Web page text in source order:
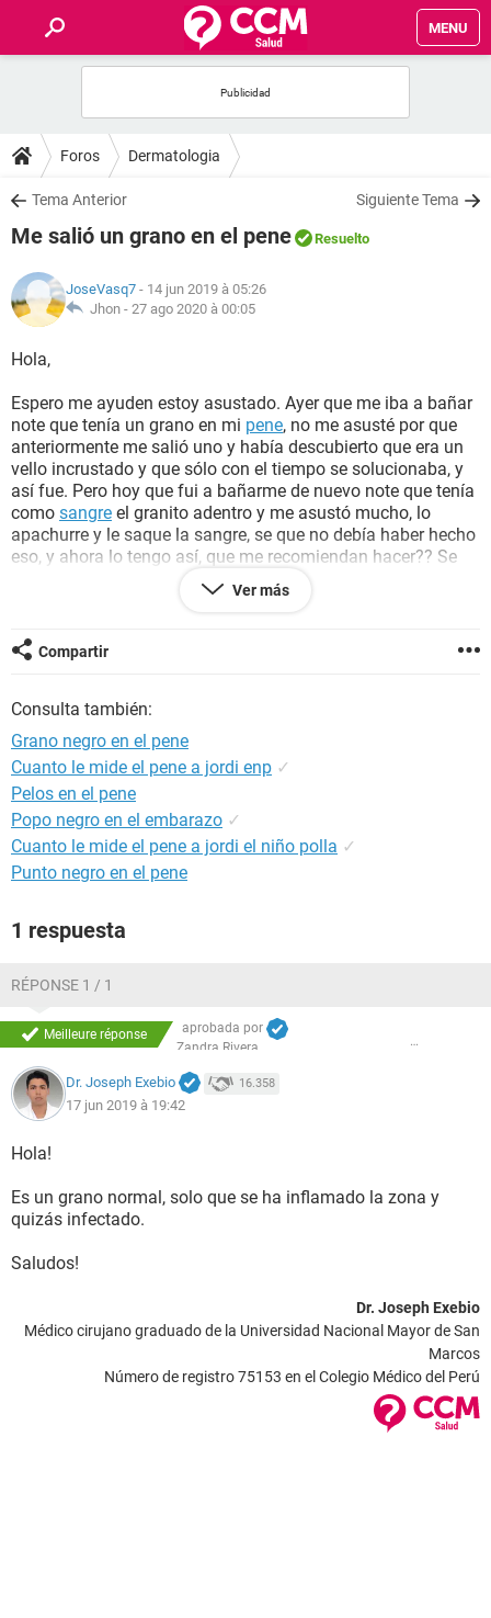
MENU
FORUMS
SALUD
NUTRICIÓN
BIENESTAR
SEXUALIDAD
GLOSARIO
Foros Dermatologia
Tema Anterior Siguiente Tema
Me salió un grano en el pene Resuelto
JoseVasq7 - 14 jun 2019 à 05:26
Jhon - 27 ago 2020 à 00:05
Hola,
Espero me ayuden estoy asustado. Ayer que me iba a bañar
note que tenía un grano en mi pene, no me asusté por que
anteriormente me salió uno y había descubierto que era un
vello incrustado y que sólo con el tiempo se solucionaba, y
así fue. Pero hoy que fui a bañarme de nuevo note que tenía
como sangre el granito adentro y me asustó mucho, lo
apachurre y le saque la sangre, se que no debía haber hecho
eso, y ahora lo tengo así, que me recomiendan hacer?? Se
que lo normal sería ir al Dr pero no quiero me da mucha
pena a menos que no haya otra opción
Tengo 16 años y nunca he tenido relaciones, no creo que se
trate de alguna enfermedad
Como datos , tengo
pues poco más que añadir
Espero me ayuden GRACIAS!!!!
Algo que note es que de cuando le exprimi la sangre a
ahorna que tome la foto disminuyó un poco el grano
Ver más
Compartir
Consulta también:
Grano negro en el pene
Cuanto le mide el pene a jordi enp ✓
Pelos en el pene
Popo negro en el embarazo ✓
Cuanto le mide el pene a jordi el niño polla ✓
Punto negro en el pene
1 respuesta
RÉPONSE 1 / 1
Meilleure réponse
aprobada por
Zandra Rivera
Dr. Joseph Exebio 16.358
17 jun 2019 à 19:42
Hola!
Es un grano normal, solo que se ha inflamado la zona y
quizás infectado.
Saludos!
Dr. Joseph Exebio
Médico cirujano graduado de la Universidad Nacional Mayor de San
Marcos
Número de registro 75153 en el Colegio Médico del Perú